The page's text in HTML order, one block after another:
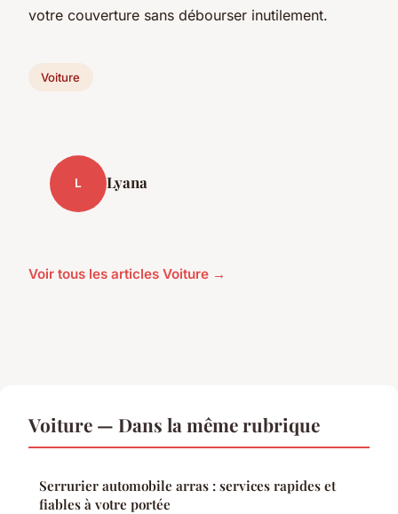
votre couverture sans débourser inutilement.
Voiture
L Lyana
Voir tous les articles Voiture →
Voiture — Dans la même rubrique
Serrurier automobile arras : services rapides et
fiables à votre portée